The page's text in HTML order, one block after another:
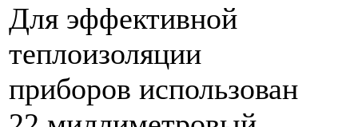
Для эффективной
теплоизоляции
приборов использован